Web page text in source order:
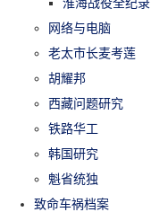
网络与电脑
老太市长麦考莲
胡耀邦
西藏问题研究
铁路华工
韩国研究
魁省统独
致命车祸档案